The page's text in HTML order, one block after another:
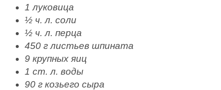
1 луковица
½ ч. л. соли
½ ч. л. перца
450 г листьев шпината
9 крупных яиц
1 ст. л. воды
90 г козьего сыра